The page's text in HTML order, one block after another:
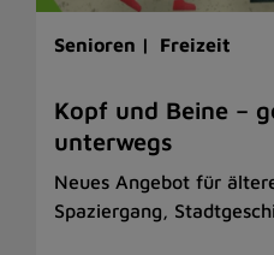
Senioren | Freizeit
Kopf und Beine –
unterwegs
Neues Angebot für
Spaziergang,